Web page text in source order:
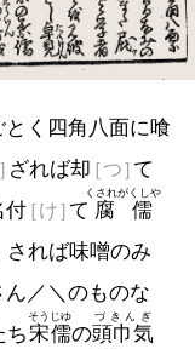
く四角八面に喰
ざれば却［つ］て
付［け］て 腐儒
くされがくしや
されば味噌のみ
／＼のものな
ち 宋儒
そうじゆ
の頭巾気
づきんぎ